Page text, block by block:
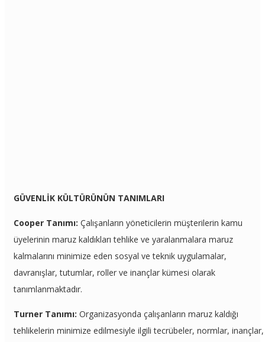
GÜVENLİK KÜLTÜRÜNÜN TANIMLARI
Cooper Tanımı: Çalışanların yöneticilerin müşterilerin kamu
üyelerinin maruz kaldıkları tehlike ve yaralanmalara maruz
kalmalarını minimize eden sosyal ve teknik uygulamalar,
davranışlar, tutumlar, roller ve inançlar kümesi olarak
tanımlanmaktadır.
Turner Tanımı: Organizasyonda çalışanların maruz kaldığı
tehlikelerin minimize edilmesiyle ilgili tecrübeler, normlar, inançlar,